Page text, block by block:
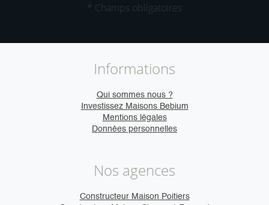
* Champs obligatoires
Informations
Qui sommes nous ?
Investissez Maisons Bebium
Mentions légales
Données personnelles
Nos agences
Constructeur Maison Poitiers